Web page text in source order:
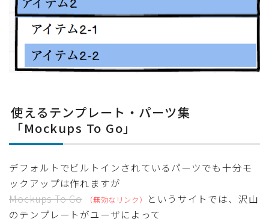
使えるテンプレート・パーツ集
「Mockups To Go」
デフォルトでビルトインされているパーツでも十分モ
ックアップは作れますが
Mockups To Go
というサイトでは、沢山
のテンプレートがユーザによって